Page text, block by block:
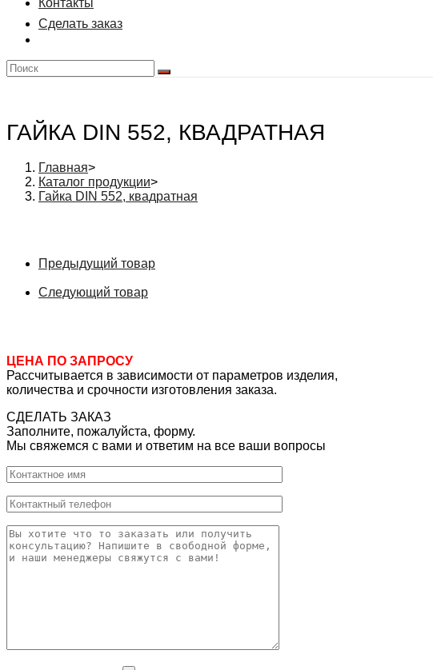
Контакты
Сделать заказ
ГАЙКА DIN 552, КВАДРАТНАЯ
Главная>
Каталог продукции>
Гайка DIN 552, квадратная
Предыдущий товар
Следующий товар
ЦЕНА ПО ЗАПРОСУ
Рассчитывается в зависимости от параметров изделия,
количества и срочности изготовления заказа.
СДЕЛАТЬ ЗАКАЗ
Заполните, пожалуйста, форму.
Мы свяжемся с вами и ответим на все ваши вопросы